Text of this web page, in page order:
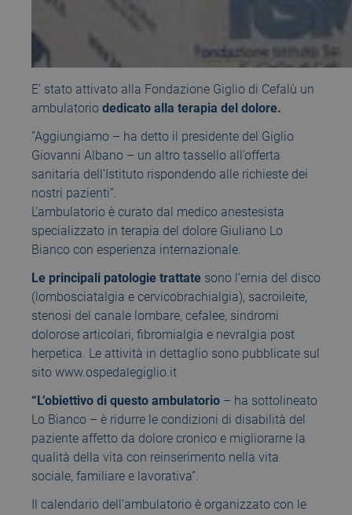
E’ stato attivato alla Fondazione Giglio di Cefalù un
ambulatorio dedicato alla terapia del dolore.
“Aggiungiamo – ha detto il presidente del Giglio
Giovanni Albano – un altro tassello all’offerta
sanitaria dell’Istituto rispondendo alle richieste dei
nostri pazienti”.
L’ambulatorio è curato dal medico anestesista
specializzato in terapia del dolore Giuliano Lo
Bianco con esperienza internazionale.
Le principali patologie trattate sono l’ernia del disco
(lombosciatalgia e cervicobrachialgia), sacroileite,
stenosi del canale lombare, cefalee, sindromi
dolorose articolari, fibromialgia e nevralgia post
herpetica. Le attività in dettaglio sono pubblicate sul
sito www.ospedalegiglio.it
“L’obiettivo di questo ambulatorio – ha sottolineato
Lo Bianco – è ridurre le condizioni di disabilità del
paziente affetto da dolore cronico e migliorarne la
qualità della vita con reinserimento nella vita
sociale, familiare e lavorativa”.
Il calendario dell’ambulatorio è organizzato con le